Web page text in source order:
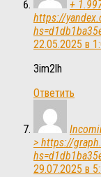
+
https://
22.05.2025 в
3im2lh
Ответить
> https://
29.07.2025 в